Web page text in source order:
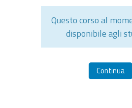
Questo corso al
disponibile agli
Continua